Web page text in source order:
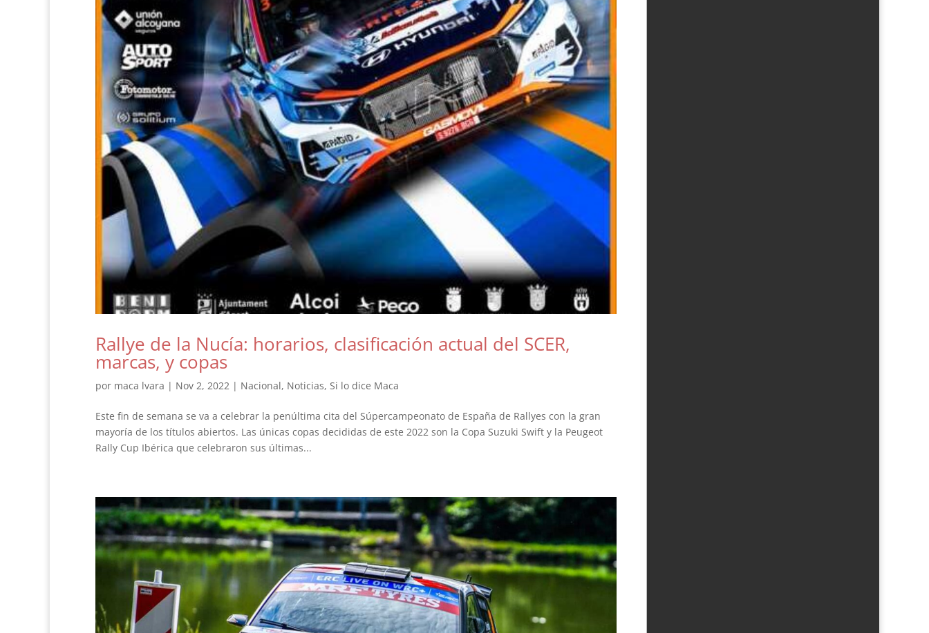
Rallye de la Nucía: horarios, clasificación actual del SCER,
marcas, y copas
por maca lvara | Nov 2, 2022 | Nacional, Noticias, Si lo dice Maca
Este fin de semana se va a celebrar la penúltima cita del Súpercampeonato de España de Rallyes con la gran
mayoría de los títulos abiertos. Las únicas copas decididas de este 2022 son la Copa Suzuki Swift y la Peugeot
Rally Cup Ibérica que celebraron sus últimas...